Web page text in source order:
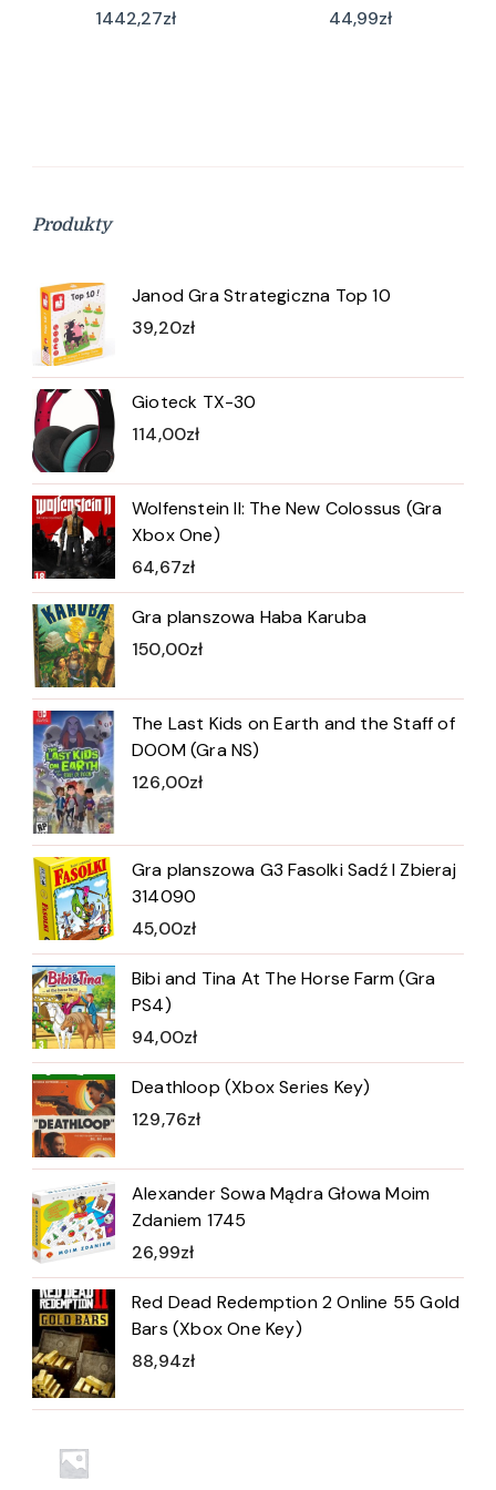
1442,27zł 44,99zł
Produkty
Janod Gra Strategiczna Top 10
39,20zł
Gioteck TX-30
114,00zł
Wolfenstein II: The New Colossus (Gra
Xbox One)
64,67zł
Gra planszowa Haba Karuba
150,00zł
The Last Kids on Earth and the Staff of
DOOM (Gra NS)
126,00zł
Gra planszowa G3 Fasolki Sadź I Zbieraj
314090
45,00zł
Bibi and Tina At The Horse Farm (Gra
PS4)
94,00zł
Deathloop (Xbox Series Key)
129,76zł
Alexander Sowa Mądra Głowa Moim
Zdaniem 1745
26,99zł
Red Dead Redemption 2 Online 55 Gold
Bars (Xbox One Key)
88,94zł